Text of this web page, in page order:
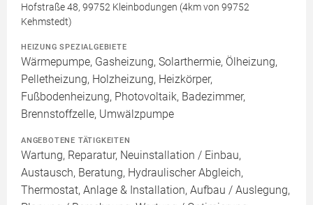
Hofstraße 48, 99752 Kleinbodungen (4km von 99752
Kehmstedt)
HEIZUNG SPEZIALGEBIETE
Wärmepumpe, Gasheizung, Solarthermie, Ölheizung,
Pelletheizung, Holzheizung, Heizkörper,
Fußbodenheizung, Photovoltaik, Badezimmer,
Brennstoffzelle, Umwälzpumpe
ANGEBOTENE TÄTIGKEITEN
Wartung, Reparatur, Neuinstallation / Einbau,
Austausch, Beratung, Hydraulischer Abgleich,
Thermostat, Anlage & Installation, Aufbau / Auslegung,